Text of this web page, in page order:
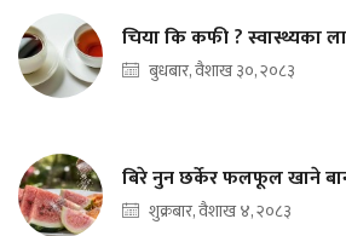
चिया कि कफी ? स्वास्थ्यका
बुधबार, वैशाख ३०, २०८३
बिरे नुन छर्केर फलफूल खाने
शुक्रबार, वैशाख ४, २०८३